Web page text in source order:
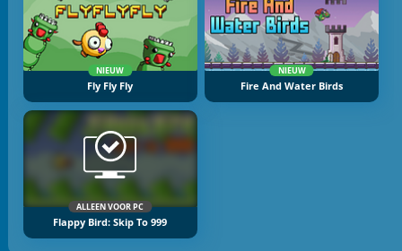
NIEUW
Fly Fly Fly
NIEUW
Fire And Water Birds
ALLEEN VOOR PC
Flappy Bird: Skip To 999